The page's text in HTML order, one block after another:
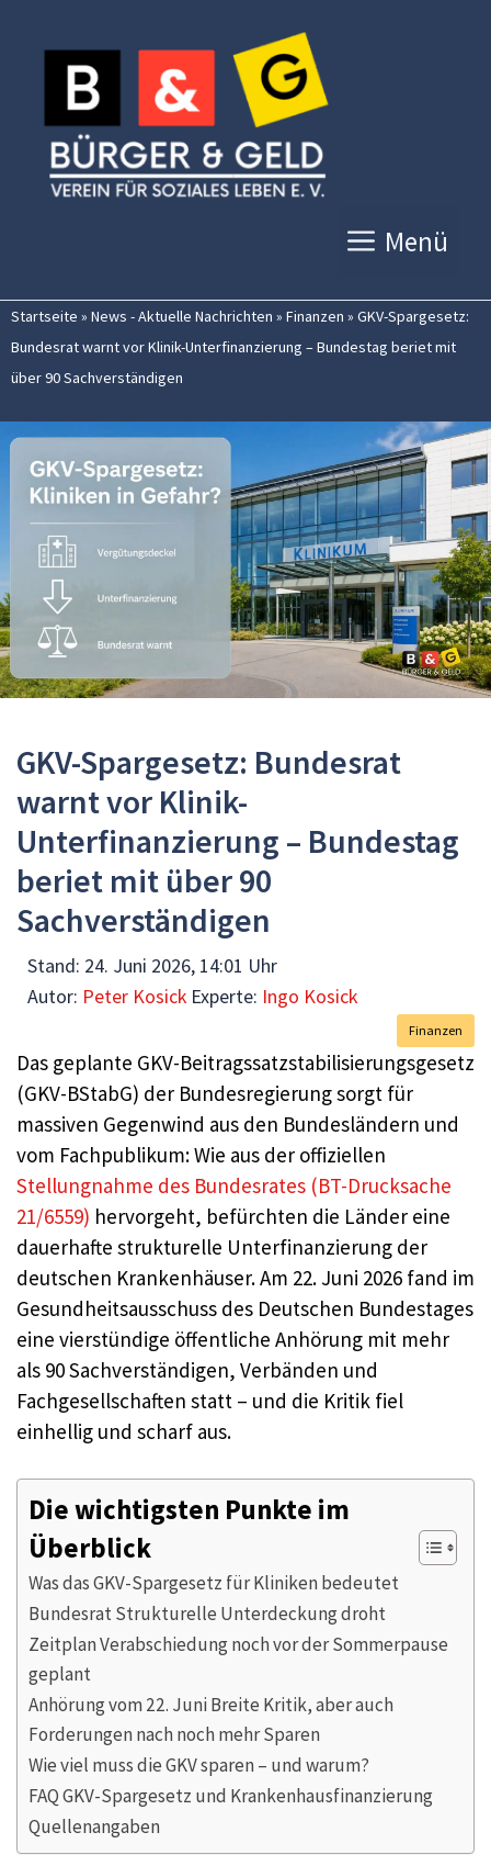
Inhalt
springen
Menü
Startseite » News - Aktuelle Nachrichten » Finanzen » GKV-Spargesetz:
Bundesrat warnt vor Klinik-Unterfinanzierung – Bundestag beriet mit
über 90 Sachverständigen
GKV-Spargesetz: Bundesrat
warnt vor Klinik-
Unterfinanzierung – Bundestag
beriet mit über 90
Sachverständigen
Stand: 24. Juni 2026, 14:01 Uhr
Autor: Peter Kosick Experte: Ingo Kosick
Finanzen
Das geplante GKV-Beitragssatzstabilisierungsgesetz
(GKV-BStabG) der Bundesregierung sorgt für
massiven Gegenwind aus den Bundesländern und
vom Fachpublikum: Wie aus der offiziellen
Stellungnahme des Bundesrates (BT-Drucksache
21/6559) hervorgeht, befürchten die Länder eine
dauerhafte strukturelle Unterfinanzierung der
deutschen Krankenhäuser. Am 22. Juni 2026 fand im
Gesundheitsausschuss des Deutschen Bundestages
eine vierstündige öffentliche Anhörung mit mehr
als 90 Sachverständigen, Verbänden und
Fachgesellschaften statt – und die Kritik fiel
einhellig und scharf aus.
Die wichtigsten Punkte im
Überblick
Was das GKV-Spargesetz für Kliniken bedeutet
Bundesrat Strukturelle Unterdeckung droht
Zeitplan Verabschiedung noch vor der Sommerpause
geplant
Anhörung vom 22. Juni Breite Kritik, aber auch
Forderungen nach noch mehr Sparen
Wie viel muss die GKV sparen – und warum?
FAQ GKV-Spargesetz und Krankenhausfinanzierung
Quellenangaben